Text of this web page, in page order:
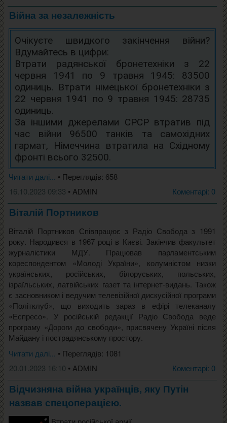
Війна за незалежність
Очікуєте швидкого закінчення війни?
Вдумайтесь в цифри:
Втрати радянської бронетехніки з 22
червня 1941 по 9 травня 1945: 83500
одиниць. Втрати німецької бронетехніки з
22 червня 1941 по 9 травня 1945: 28735
одиниць.
За іншими джерелами СРСР втратив під
час війни 96500 танків та самохідних
гармат, Німеччина втратила на Східному
фронті всього 32500.
Читати далі... • Переглядів: 658
16.10.2023 09:33 • ADMIN Коментарі: 0
Віталій Портников
Віталій Портников Співпрацює з Радіо Свобода з 1991
року. Народився в 1967 році в Києві. Закінчив факультет
журналістики МДУ. Працював парламентським
кореспондентом «Молоді України», колумністом низки
українських, російських, білоруських, польських,
ізраїльських, латвійських газет та інтернет-видань. Також
є засновником і ведучим телевізійної дискусійної програми
«Політклуб», що виходить зараз в ефірі телеканалу
«Еспресо». У російській редакції Радіо Свобода веде
програму «Дороги до свободи», присвячену Україні після
Майдану і пострадянському простору.
Читати далі... • Переглядів: 1081
20.01.2023 16:10 • ADMIN Коментарі: 0
Відчизняна війна українців, яку Путін
назвав спецоперацією.